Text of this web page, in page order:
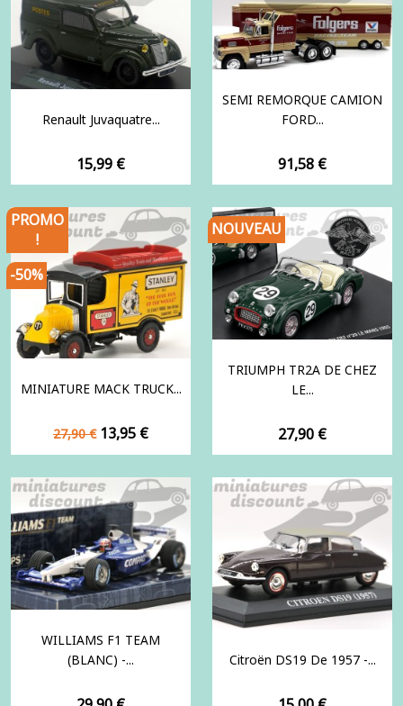
Renault Juvaquatre...
Prix
15,99 €
SEMI REMORQUE CAMION
FORD...
Prix
91,58 €
MINIATURE MACK TRUCK...
Prix
de
27,90 € Prix
13,95 €
PROMO
!
-50%
TRIUMPH TR2A DE CHEZ
LE...
Prix
27,90 €
NOUVEAU
WILLIAMS F1 TEAM
(BLANC) -...
Citroën DS19 De 1957 -...